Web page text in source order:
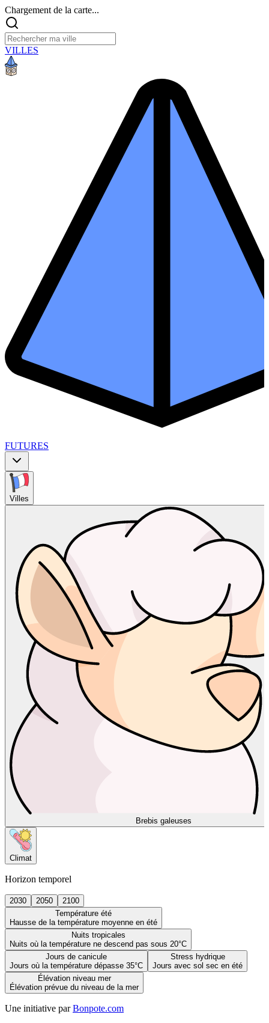
Chargement de la carte...
VILLES
FUTURES
Villes
Brebis galeuses
Climat
Horizon temporel
2030 2050
2100
Température été
Hausse de la température moyenne en été
Nuits tropicales
Nuits où la température ne descend pas sous 20°C
Jours de canicule
Jours où la température dépasse 35°C
Stress hydrique
Jours avec sol sec en été
Élévation niveau mer
Élévation prévue du niveau de la mer
Une initiative par Bonpote.com